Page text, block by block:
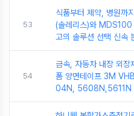
53
식품부터 제약, 병원
(솔레리스)와 MDS100
고의 솔루션 선택 신속
54
금속, 자동차 내장 외장
폼 양면테이프 3M
04N, 5608N,5611N